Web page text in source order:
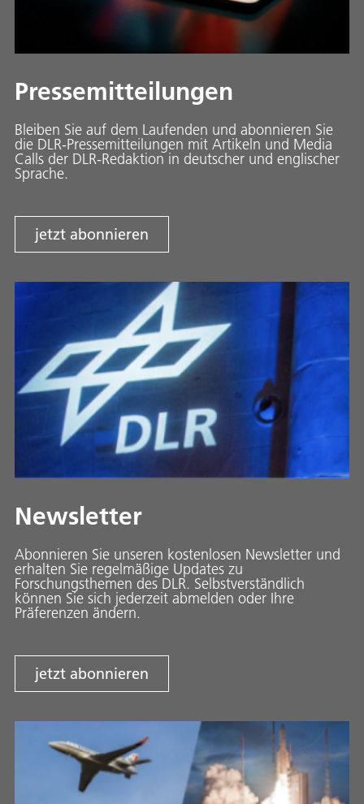
Pressemitteilungen
Bleiben Sie auf dem Laufenden und abonnieren Sie
die DLR-Pressemitteilungen mit Artikeln und Media
Calls der DLR-Redaktion in deutscher und englischer
Sprache.
jetzt abonnieren
Newsletter
Abonnieren Sie unseren kostenlosen Newsletter und
erhalten Sie regelmäßige Updates zu
Forschungsthemen des DLR. Selbstverständlich
können Sie sich jederzeit abmelden oder Ihre
Präferenzen ändern.
jetzt abonnieren